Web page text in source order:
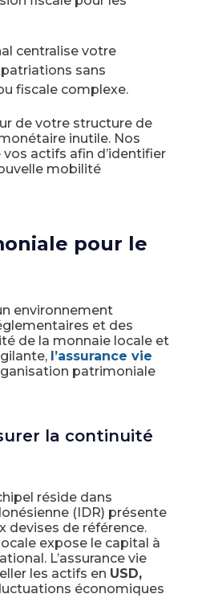
centralise votre
sans
fiscale complexe.
de votre structure de
inutile. Nos
actifs afin d’identifier
mobilité
pour le
environnement
et des
de la monnaie locale et
l’assurance vie
patrimoniale
la continuité
réside dans
(IDR) présente
devises de référence.
expose le capital à
L’assurance vie
les actifs en USD,
économiques